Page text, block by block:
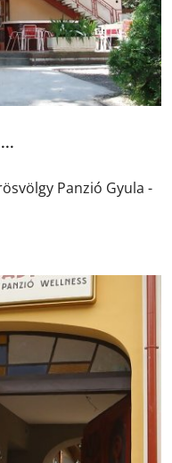
Panzió Gyula -